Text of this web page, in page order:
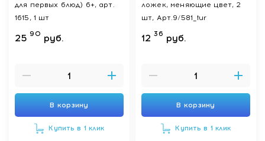
для первых блюд) 6+, арт.
1615, 1 шт
25 90 руб.
В корзину
Купить в 1 клик
ложек, меняющие цвет, 2
шт, Арт.9/581_tur
12 36 руб.
В корзину
Купить в 1 клик